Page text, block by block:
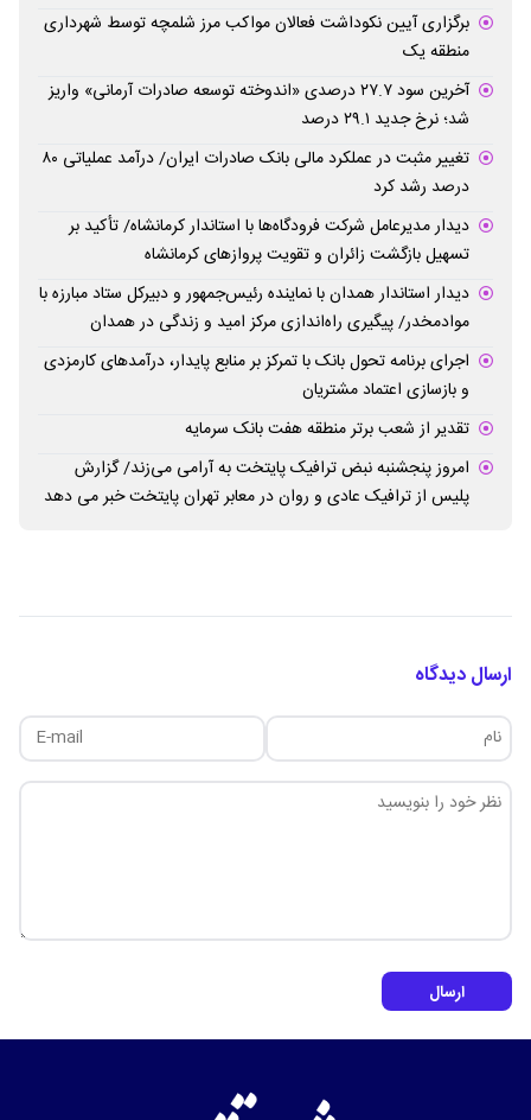
برگزاری آیین نکوداشت فعالان مواکب مرز شلمچه توسط شهرداری
منطقه یک
آخرین سود ۲۷.۷ درصدی «اندوخته توسعه صادرات آرمانی» واریز
شد؛ نرخ جدید ۲۹.۱ درصد
تغییر مثبت در عملکرد مالی بانک صادرات ایران/ درآمد عملیاتی ۸۰
درصد رشد کرد
دیدار مدیرعامل شرکت فرودگاه‌ها با استاندار کرمانشاه/ تأکید بر
تسهیل بازگشت زائران و تقویت پروازهای کرمانشاه
دیدار استاندار همدان با نماینده رئیس‌جمهور و دبیرکل ستاد مبارزه با
موادمخدر/ پیگیری راه‌اندازی مرکز امید و زندگی در همدان
اجرای برنامه تحول بانک با تمرکز بر منابع پایدار، درآمدهای کارمزدی
و بازسازی اعتماد مشتریان
تقدیر از شعب برتر منطقه هفت بانک سرمایه
امروز پنجشنبه نبض ترافیک پایتخت به آرامی می‌زند/ گزارش
پلیس از ترافیک عادی و روان در معابر تهران پایتخت خبر می دهد
ارسال دیدگاه
ارسال